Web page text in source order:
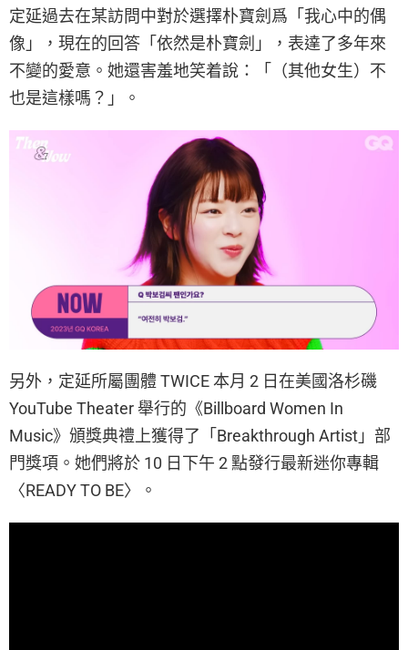
定延過去在某訪問中對於選擇朴寶劍爲「我心中的偶
像」，現在的回答「依然是朴寶劍」，表達了多年來
不變的愛意。她還害羞地笑着說：「（其他女生）不
也是這樣嗎？」。
另外，定延所屬團體 TWICE 本月 2 日在美國洛杉磯
YouTube Theater 舉行的《Billboard Women In
Music》頒獎典禮上獲得了「Breakthrough Artist」部
門獎項。她們將於 10 日下午 2 點發行最新迷你專輯
〈READY TO BE〉。